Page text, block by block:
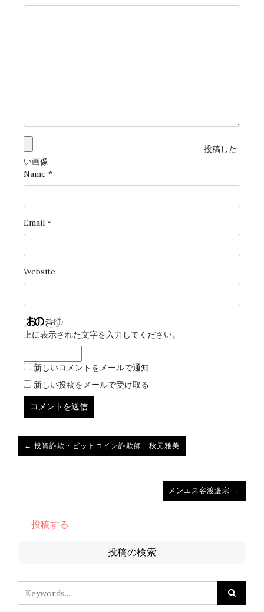
投稿した
い画像
Name *
Email *
Website
上に表示された文字を入力してください。
新しいコメントをメールで通知
新しい投稿をメールで受け取る
← 投資詐欺・ビットコイン詐欺師 秋元雅美
メンエス客渡邉宗 →
投稿する
投稿の検索